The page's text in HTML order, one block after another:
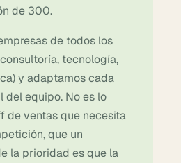
de 300.
de todos los
tecnología,
y adaptamos cada
equipo. No es lo
de ventas que necesita
que un
la prioridad es que la